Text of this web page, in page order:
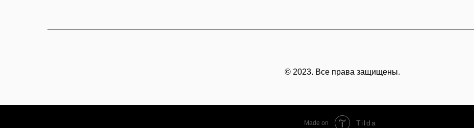
© 2023. Все права защищены.
Made on Tilda